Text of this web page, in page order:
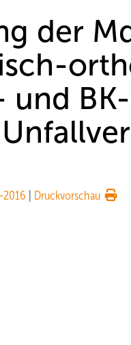
der
und
2016 Druckvorschau